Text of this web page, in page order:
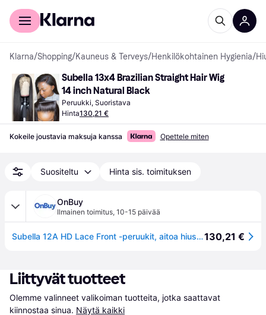
Kuluttajille
Klarna/Shopping/Kauneus & Terveys/Henkilökohtainen Hygienia/
Subella 13x4 Brazilian Straight Hair Wig
14 inch Natural Black
Peruukki, Suoristava
Hinta130,21 €
Kokeile joustavia maksuja kanssa Opettele miten
Suositeltu Hinta sis. toimituksen
OnBuy
Ilmainen toimitus, 10-15 päivää
Subella 12A HD Lace Front -peruukit, aitoa hiusta, valmiiksi nypitty hiusraja ja vauvanhius, 180% tiheys, 13x4, brasilialainen suora, aitoa hiusta, mu130,21 €
Liittyvät tuotteet
Olemme valinneet valikoiman tuotteita, jotka saattavat
kiinnostaa sinua. Näytä kaikki